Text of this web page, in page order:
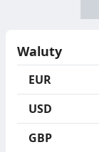
E
,
S
B
C
J
A
Waluty
EUR
USD
GBP